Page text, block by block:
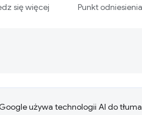
się więcej Punkt odniesienia
używa technologii AI do